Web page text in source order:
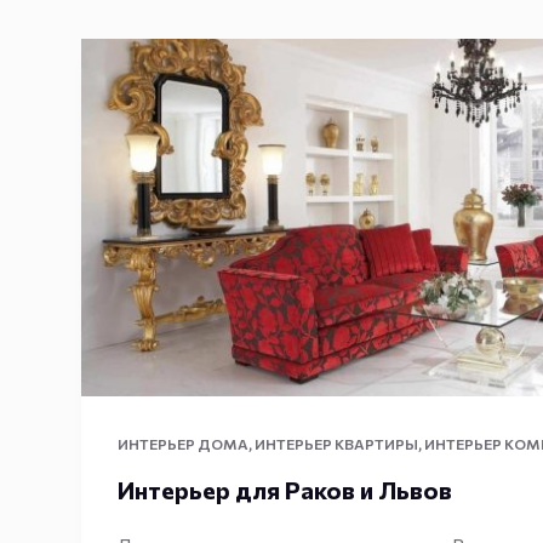
ИНТЕРЬЕР ДОМА, ИНТЕРЬЕР КВАРТИРЫ, ИНТЕРЬЕР
Интерьер для Раков и Львов